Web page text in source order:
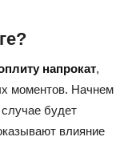
напрокат,
моментов. Начнем
будет
влияние